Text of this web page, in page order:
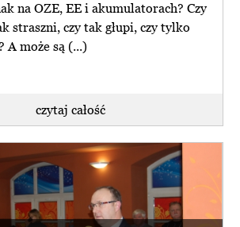
na OZE, EE i akumulatorach? Czy
straszni, czy tak głupi, czy tylko
A może są (...)
czytaj całość